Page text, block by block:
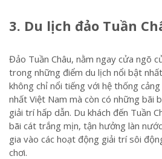
3. Du lịch đảo Tuần
Đảo Tuần Châu, nằm ngay cửa ngõ
trong những điểm du lịch nổi bật
không chỉ nổi tiếng với hệ thống
nhất Việt Nam mà còn có những bãi
giải trí hấp dẫn. Du khách đến Tuần
bãi cát trắng mịn, tận hưởng làn
gia vào các hoạt động giải trí sôi
chơi.